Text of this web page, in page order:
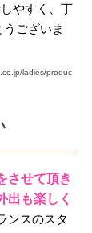
やすく、丁
ございま
ladies/produc
させて頂き
出も楽しく
ンスのスタ